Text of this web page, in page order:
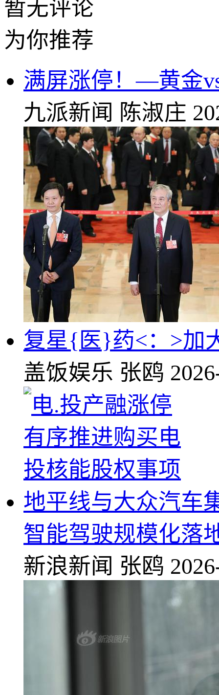
暂无评论
为你推荐
满屏涨停！—黄金
九派新闻 陈淑庄
复星{医}药<：>加
盖饭娱乐 张鸥
地平线与大众汽车
智能驾驶规模化落
新浪新闻 张鸥